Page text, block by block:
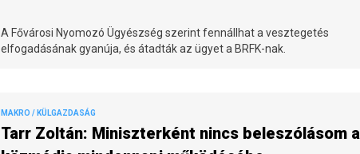
A Fővárosi Nyomozó Ügyészség szerint fennállhat a vesztegetés
elfogadásának gyanúja, és átadták az ügyet a BRFK-nak.
MAKRO / KÜLGAZDASÁG
Tarr Zoltán: Miniszterként nincs beleszólásom a